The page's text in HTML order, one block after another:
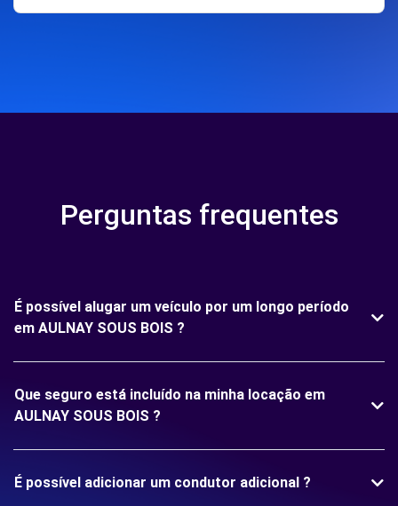
Perguntas frequentes
É possível alugar um veículo por um longo período
em AULNAY SOUS BOIS ?
Que seguro está incluído na minha locação em
AULNAY SOUS BOIS ?
É possível adicionar um condutor adicional ?